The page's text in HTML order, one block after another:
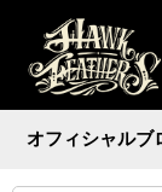
オフィシャルブ